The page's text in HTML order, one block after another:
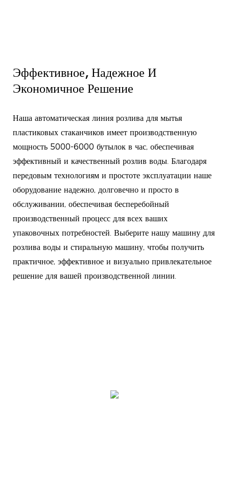
Эффективное, Надежное И
Экономичное Решение
Наша автоматическая линия розлива для мытья
пластиковых стаканчиков имеет производственную
мощность 5000-6000 бутылок в час, обеспечивая
эффективный и качественный розлив воды. Благодаря
передовым технологиям и простоте эксплуатации наше
оборудование надежно, долговечно и просто в
обслуживании, обеспечивая бесперебойный
производственный процесс для всех ваших
упаковочных потребностей. Выберите нашу машину для
розлива воды и стиральную машину, чтобы получить
практичное, эффективное и визуально привлекательное
решение для вашей производственной линии.